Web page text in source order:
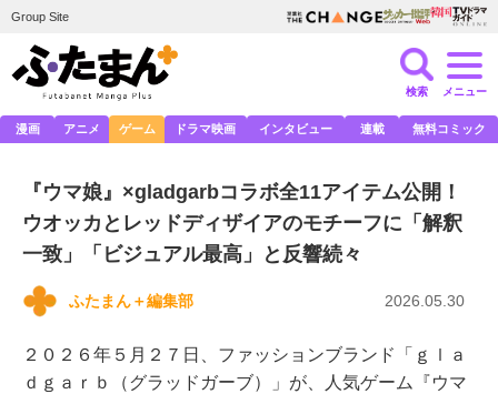
Group Site
検索 メニュー
漫画 アニメ ゲーム ドラマ映画 インタビュー 連載 無料コミック
『ウマ娘』×gladgarbコラボ全11アイテム公開！
ウオッカとレッドディザイアのモチーフに「解釈
一致」「ビジュアル最高」と反響続々
ふたまん＋編集部 2026.05.30
２０２６年５月２７日、ファッションブランド「ｇｌａ
ｄｇａｒｂ（グラッドガーブ）」が、人気ゲーム『ウマ